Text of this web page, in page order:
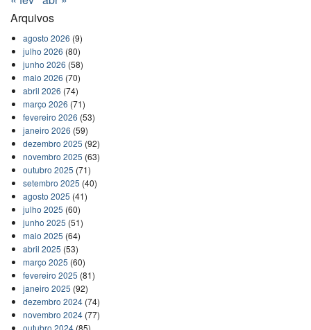
Arquivos
agosto 2026 (9)
julho 2026 (80)
junho 2026 (58)
maio 2026 (70)
abril 2026 (74)
março 2026 (71)
fevereiro 2026 (53)
janeiro 2026 (59)
dezembro 2025 (92)
novembro 2025 (63)
outubro 2025 (71)
setembro 2025 (40)
agosto 2025 (41)
julho 2025 (60)
junho 2025 (51)
maio 2025 (64)
abril 2025 (53)
março 2025 (60)
fevereiro 2025 (81)
janeiro 2025 (92)
dezembro 2024(74)
novembro 2024(77)
outubro 2024(85)